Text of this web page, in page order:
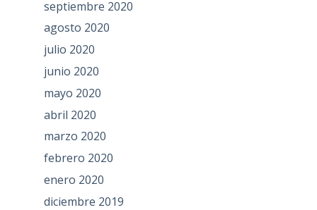
septiembre 2020
agosto 2020
julio 2020
junio 2020
mayo 2020
abril 2020
marzo 2020
febrero 2020
enero 2020
diciembre 2019